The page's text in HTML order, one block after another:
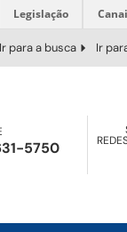
Legislação
Ir para a busca Ir
5750